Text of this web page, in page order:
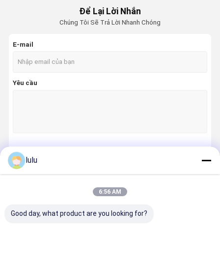
Kết nối cáp quangĐể Lại Lời Nhắn
Chúng Tôi Sẽ Trả Lời Nhanh Chóng
E-mail
Yêu cầu
lulu
6:56 AM
Good day, what product are you looking for?